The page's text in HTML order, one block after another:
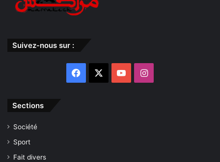
Suivez-nous sur :
Facebook YouTubeInstagram
Sections
Société
Sport
Fait divers